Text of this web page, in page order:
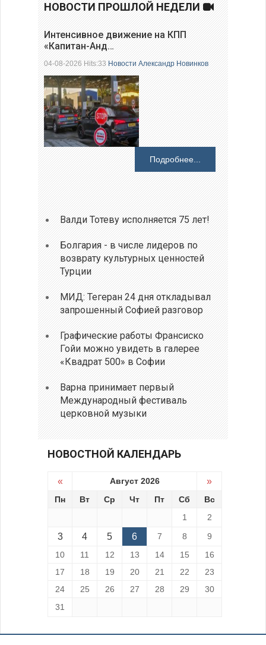
НОВОСТИ ПРОШЛОЙ НЕДЕЛИ
Интенсивное движение на КПП
«Капитан-Анд…
04-08-2026 Hits:33Новости Александр Новинков
Подробнее...
Валди Тотеву исполняется 75 лет!
Болгария - в числе лидеров по
возврату культурных ценностей
Турции
МИД: Тегеран 24 дня откладывал
запрошенный Софией разговор
Графические работы Франсиско
Гойи можно увидеть в галерее
«Квадрат 500» в Софии
Варна принимает первый
Международный фестиваль
церковной музыки
НОВОСТНОЙ КАЛЕНДАРЬ
« Август 2026 »
Пн Вт Ср Чт Пт Сб
Вс
1
2
3 4 5 6 7 8
9
10
11 12 13 14 15
16
17
18 19 20 21 22
23
24
25 26 27 28 29
30
31